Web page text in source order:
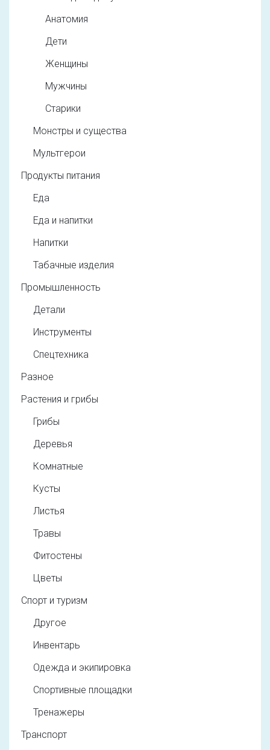
Анатомия
Дети
Женщины
Мужчины
Старики
Монстры и существа
Мультгерои
Продукты питания
Еда
Еда и напитки
Напитки
Табачные изделия
Промышленность
Детали
Инструменты
Спецтехника
Разное
Растения и грибы
Грибы
Деревья
Комнатные
Кусты
Листья
Травы
Фитостены
Цветы
Спорт и туризм
Другое
Инвентарь
Одежда и экипировка
Спортивные площадки
Тренажеры
Транспорт